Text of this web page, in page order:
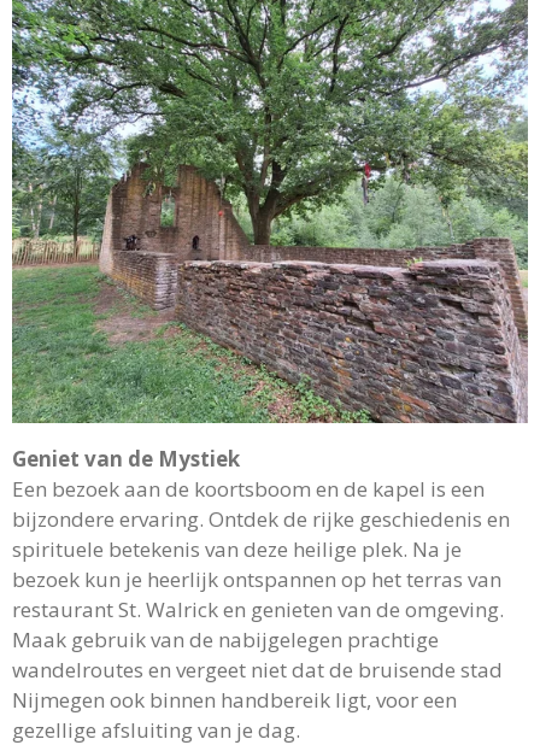
Geniet van de Mystiek
Een bezoek aan de koortsboom en de kapel is een
bijzondere ervaring. Ontdek de rijke geschiedenis en
spirituele betekenis van deze heilige plek. Na je
bezoek kun je heerlijk ontspannen op het terras van
restaurant St. Walrick en genieten van de omgeving.
Maak gebruik van de nabijgelegen prachtige
wandelroutes en vergeet niet dat de bruisende stad
Nijmegen ook binnen handbereik ligt, voor een
gezellige afsluiting van je dag.